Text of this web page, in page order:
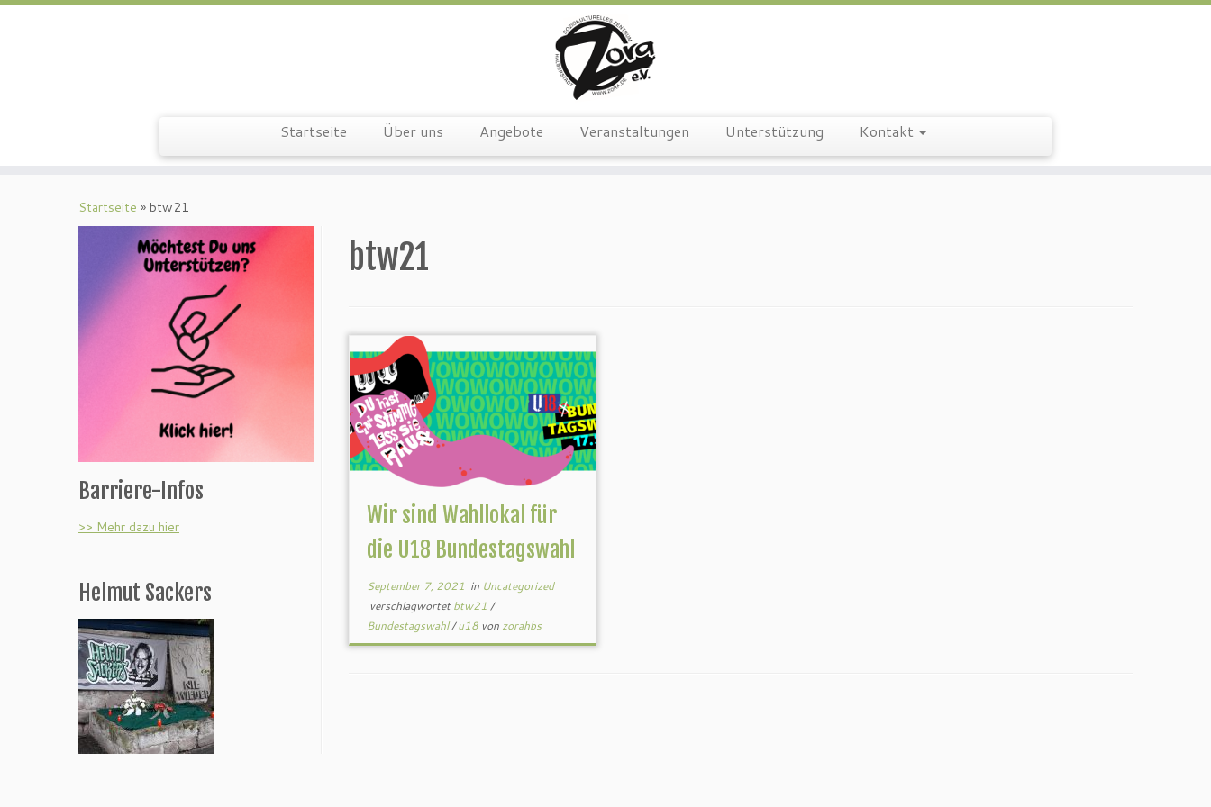
Zum
Startseite Über uns Angebote Veranstaltungen Unterstützung Kontakt
Startseite » btw21
Barriere-Infos
>> Mehr dazu hier
Helmut Sackers
btw21
Wir sind Wahllokal für
die U18 Bundestagswahl
September 7, 2021 in Uncategorized
verschlagwortetbtw21/
Bundestagswahl/u18 von zorahbs